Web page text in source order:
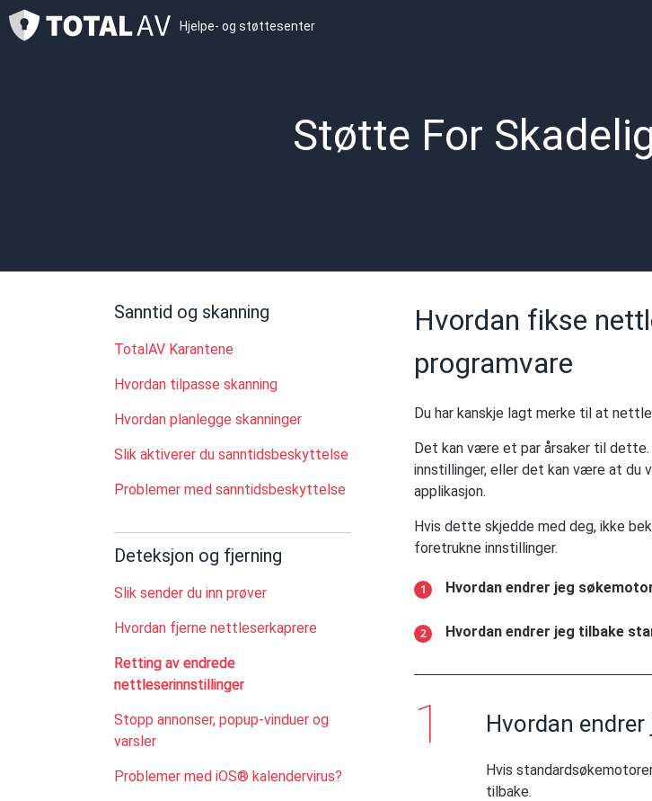
Hjelpe- og støttesenter
Støtte For
Sanntid og skanning
TotalAV Karantene
Hvordan tilpasse skanning
Hvordan planlegge skanninger
Slik aktiverer du sanntidsbeskyttelse
Problemer med sanntidsbeskyttelse
Deteksjon og fjerning
Slik sender du inn prøver
Hvordan fjerne nettleserkaprere
Retting av endrede
nettleserinnstillinger
Stopp annonser, popup-vinduer og
varsler
Problemer med iOS® kalendervirus?
Hvordan fikse
programvare
Du har kanskje lagt merke til at
Det kan være et par årsaker til
innstillinger, eller det kan være at du
applikasjon.
Hvis dette skjedde med deg, ikke
foretrukne innstillinger.
Hvordan endrer jeg
Hvordan endrer jeg tilbake
Hvordan
Hvis
tilbake.